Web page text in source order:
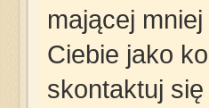
mającej
Ciebie jako
skontaktuj